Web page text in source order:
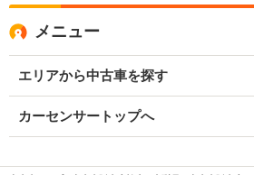
メニュー
エリアから中古車を探す
カーセンサートップへ